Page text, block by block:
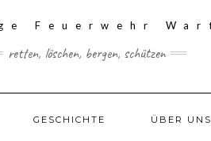
retten, löschen, bergen, schützen
GESCHICHTE ÜBER UNS